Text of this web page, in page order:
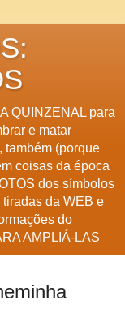
QUINZENAL para
e matar
também (porque
coisas da época
dos símbolos
da WEB e
do
AMPLIÁ-LAS